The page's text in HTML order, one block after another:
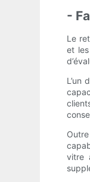
-
Le
et
L’un
vitre